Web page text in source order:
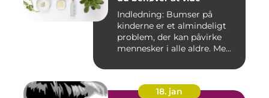
Indledning: Bumser på
kinderne er et almindeligt
problem, der kan påvirke
mennesker i alle aldre. Me...
18. jan